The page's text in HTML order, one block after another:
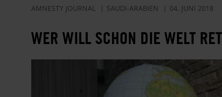
AMNESTY JOURNAL SAUDI-ARABIEN 04. JUNI 2018
WER WILL SCHON DIE WELT